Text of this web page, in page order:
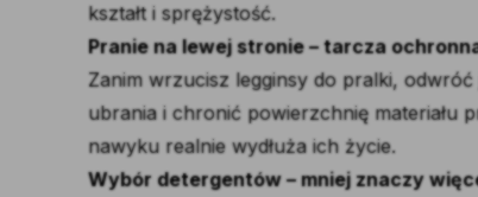
kształt i sprężystość.
Pranie na lewej stronie – tarcza
Zanim wrzucisz legginsy do pralki,
ubrania i chronić powierzchnię materiału
nawyku realnie wydłuża ich życie.
Wybór detergentów – mniej znaczy